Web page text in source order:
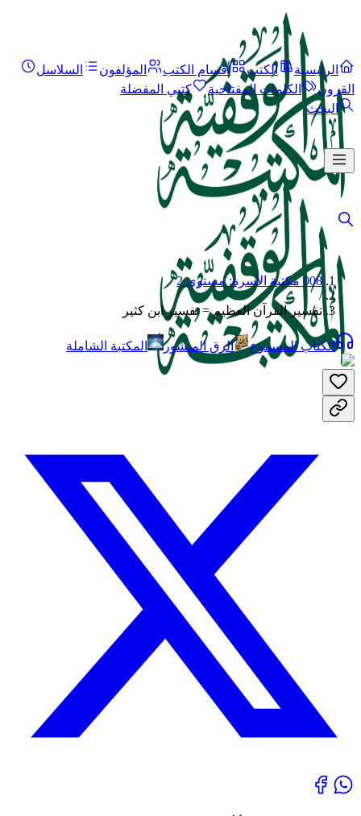
الرئيسية الكتب أقسام الكتب المؤلفون
السلاسل
القرون
الكلمات المفتاحية
كتبي المفضلة
البحث
008 مكتبة الأسرة: مستوى 2
/
تفسير القرآن العظيم = تفسير ابن كثير
الكتاب المسموع الرق المنشور المكتبة الشاملة